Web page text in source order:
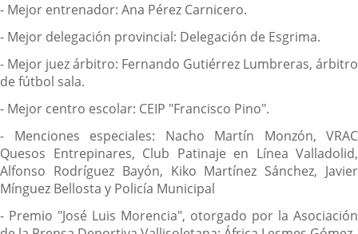
- Mejor entrenador: Ana Pérez Carnicero.
- Mejor delegación provincial: Delegación de Esgrima.
- Mejor juez árbitro: Fernando Gutiérrez Lumbreras, árbitro
de fútbol sala.
- Mejor centro escolar: CEIP "Francisco Pino".
- Menciones especiales: Nacho Martín Monzón, VRAC
Quesos Entrepinares, Club Patinaje en Línea Valladolid,
Alfonso Rodríguez Bayón, Kiko Martínez Sánchez, Javier
Mínguez Bellosta y Policía Municipal
- Premio "José Luis Morencia", otorgado por la Asociación